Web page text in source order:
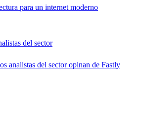
para un internet moderno
del sector
analistas del sector opinan de Fastly